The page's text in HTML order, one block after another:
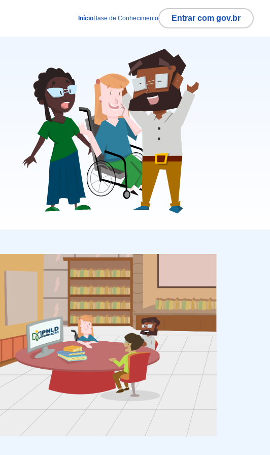
InícioBase de Conhecimento Entrar com gov.br